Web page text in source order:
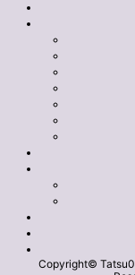
Copyright©